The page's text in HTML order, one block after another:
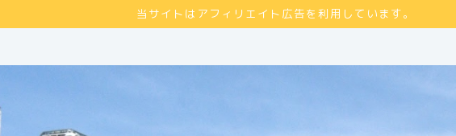
当サイトはアフィリエイト広告を利用しています。